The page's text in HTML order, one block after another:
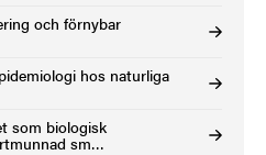
och förnybar
hos naturliga
som biologisk
sm…